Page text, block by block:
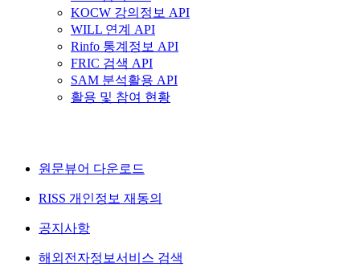
KOCW 강의정보 API
WILL 연계 API
Rinfo 통계정보 API
FRIC 검색 API
SAM 분석활용 API
활용 및 참여 현황
원문뷰어 다운로드
RISS 개인정보 재동의
공지사항
해외전자정보서비스 검색